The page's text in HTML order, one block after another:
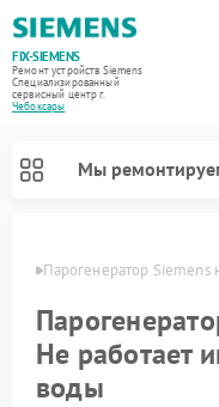
FIX-SIEMENS
Ремонт устройств Siemens
Специализированный
cервисный центр г.
Чебоксары
Мы
Парогенератор Siemens
Не работает
воды